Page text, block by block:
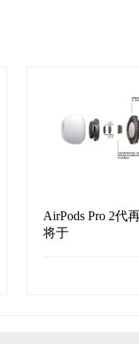
AirPods Pro 2代
将于